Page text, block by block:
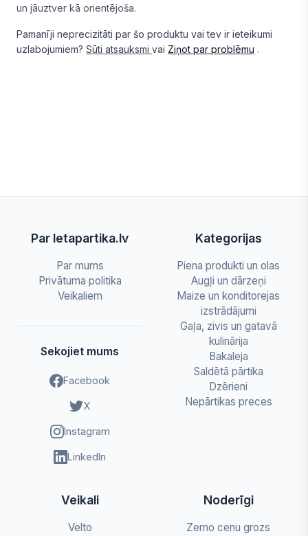
un jāuztver kā orientējoša.
Pamanīji neprecizitāti par šo produktu vai tev ir ieteikumi
uzlabojumiem? Sūti atsauksmi vai Ziņot par problēmu .
Par letapartika.lv
Par mums
Privātuma politika
Veikaliem
Sekojiet mums
Facebook
X
Instagram
LinkedIn
Kategorijas
Piena produkti un olas
Augļi un dārzeņi
Maize un konditorejas
izstrādājumi
Gaļa, zivis un gatavā
kulinārija
Bakaleja
Saldētā pārtika
Dzērieni
Nepārtikas preces
Veikali
Velto
Noderīgi
Zemo cenu grozs